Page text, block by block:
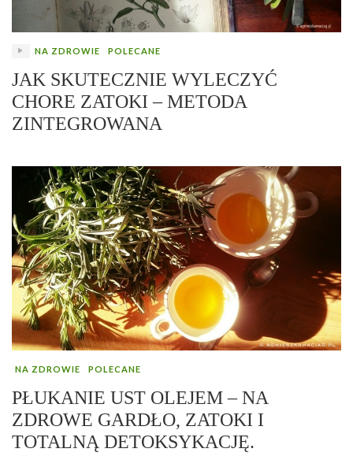
NA ZDROWIE POLECANE
JAK SKUTECZNIE WYLECZYĆ
CHORE ZATOKI – METODA
ZINTEGROWANA
NA ZDROWIE POLECANE
PŁUKANIE UST OLEJEM – NA
ZDROWE GARDŁO, ZATOKI I
TOTALNĄ DETOKSYKACJĘ.